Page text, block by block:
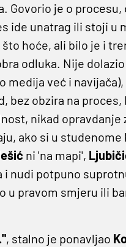
Govorio je o procesu,
ide unatrag ili stoji u
hoće, ali bilo je i
odluka. Nije
medija već i
bez obzira na proces,
nikad opravdanje
ako si u studenome
ni 'na mapi',
nudi potpuno
u pravom smjeru ili
, stalno je ponavljao